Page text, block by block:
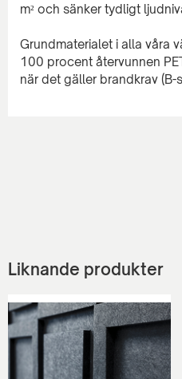
m² och sänker tydligt
Grundmaterialet i alla våra
100 procent återvunnen
Liknande produkter